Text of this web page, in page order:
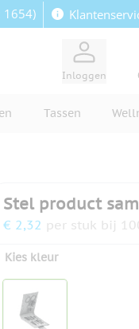
1654)
Inloggen
Tassen
Stel product
€ 2,32 per stuk bij
Kies kleur